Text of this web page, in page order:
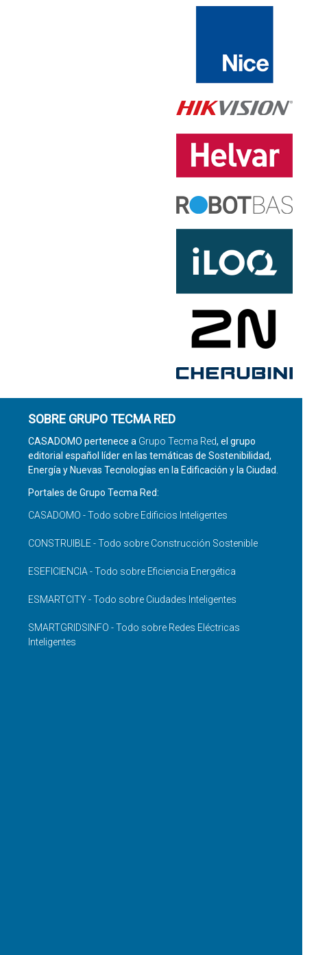
SOBRE GRUPO TECMA RED
CASADOMO pertenece a Grupo Tecma Red, el grupo
editorial español líder en las temáticas de Sostenibilidad,
Energía y Nuevas Tecnologías en la Edificación y la Ciudad.
Portales de Grupo Tecma Red:
CASADOMO - Todo sobre Edificios Inteligentes
CONSTRUIBLE - Todo sobre Construcción Sostenible
ESEFICIENCIA - Todo sobre Eficiencia Energética
ESMARTCITY - Todo sobre Ciudades Inteligentes
SMARTGRIDSINFO - Todo sobre Redes Eléctricas
Inteligentes